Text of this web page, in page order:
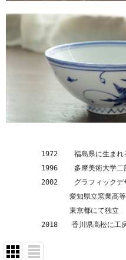
1972    福島県に生まれ
1996    多摩美術大学二部デ
2002    グラフィックデザ
愛知県立窯業高等技術
東京都にて独立
2018　　香川県高松に工房